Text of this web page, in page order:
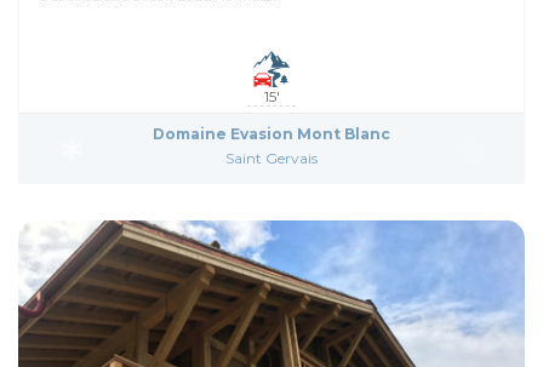
15'
Domaine Evasion Mont Blanc
Saint Gervais